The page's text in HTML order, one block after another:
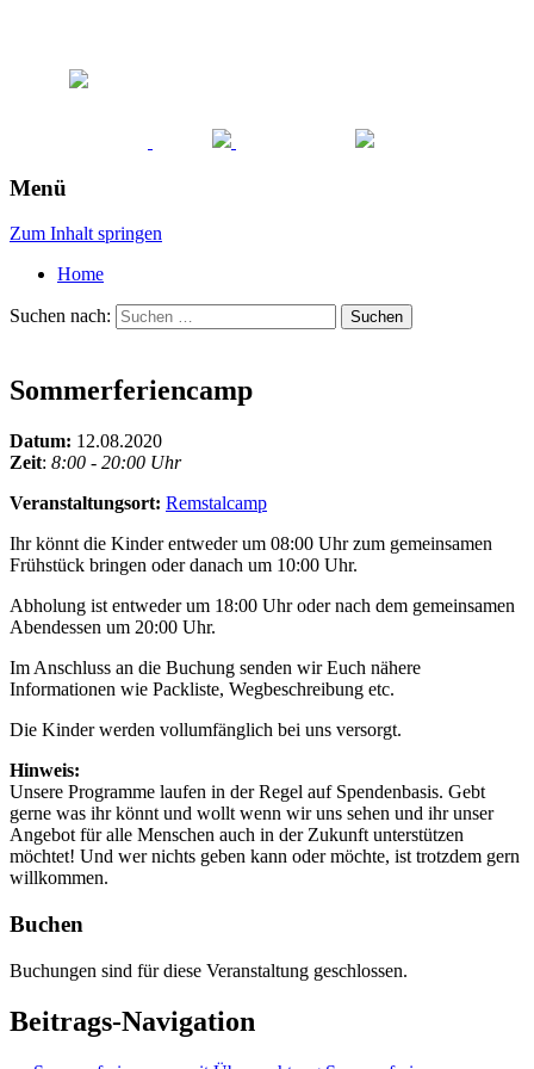
Menü
Zum Inhalt springen
Home
Suchen nach:
Sommerferiencamp
Datum: 12.08.2020
Zeit: 8:00 - 20:00 Uhr
Veranstaltungsort: Remstalcamp
Ihr könnt die Kinder entweder um 08:00 Uhr zum gemeinsamen
Frühstück bringen oder danach um 10:00 Uhr.
Abholung ist entweder um 18:00 Uhr oder nach dem gemeinsamen
Abendessen um 20:00 Uhr.
Im Anschluss an die Buchung senden wir Euch nähere
Informationen wie Packliste, Wegbeschreibung etc.
Die Kinder werden vollumfänglich bei uns versorgt.
Hinweis:
Unsere Programme laufen in der Regel auf Spendenbasis. Gebt
gerne was ihr könnt und wollt wenn wir uns sehen und ihr unser
Angebot für alle Menschen auch in der Zukunft unterstützen
möchtet! Und wer nichts geben kann oder möchte, ist trotzdem gern
willkommen.
Buchen
Buchungen sind für diese Veranstaltung geschlossen.
Beitrags-Navigation